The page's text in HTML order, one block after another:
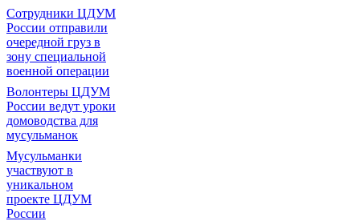
Сотрудники ЦДУМ
России отправили
очередной груз в
зону специальной
военной операции
Волонтеры ЦДУМ
России ведут уроки
домоводства для
мусульманок
Мусульманки
участвуют в
уникальном
проекте ЦДУМ
России